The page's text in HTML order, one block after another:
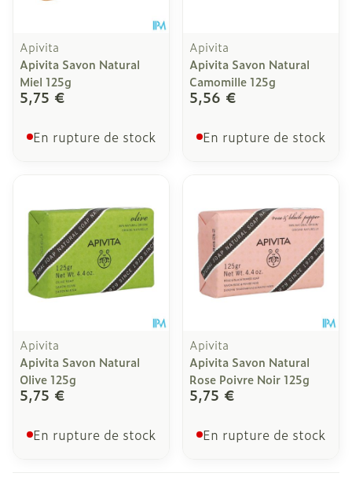
Apivita
Apivita Savon Natural
Miel 125g
5,75 €
En rupture de stock
Apivita
Apivita Savon Natural
Camomille 125g
5,56 €
En rupture de stock
Apivita
Apivita Savon Natural
Olive 125g
5,75 €
En rupture de stock
Apivita
Apivita Savon Natural
Rose Poivre Noir 125g
5,75 €
En rupture de stock